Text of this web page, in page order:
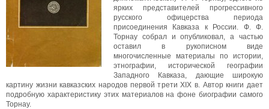
ярких представителей прогрессивного
русского офицерства периода
присоединения Кавказа к России. Ф. Ф.
Торнау собрал и опубликовал, а частью
оставил в рукописном виде
многочисленные материалы по истории,
этнографии, исторической географии
Западного Кавказа, дающие широкую
картину жизни кавказских народов первой трети XIX в. Автор книги дает
подробную характеристику этих материалов на фоне биографии самого
Торнау.